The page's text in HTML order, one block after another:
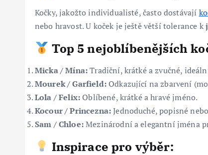
Kočky, jakožto individualisté, často dostávají
nebo hravost. U koček je ještě větší tolerance k
Top 5 nejoblíbenějších
Micka / Mína:Tradiční, krátké a zvučné,
Mourek / Garfield:Odkazující na zbarvení
Lola / Felix: Oblíbené, krátké a hravé jméno.
Kocour / Princezna:Jednoduché, popisné
Sam / Chloe:Mezinárodní a elegantní jména
Inspirace pro výběr: